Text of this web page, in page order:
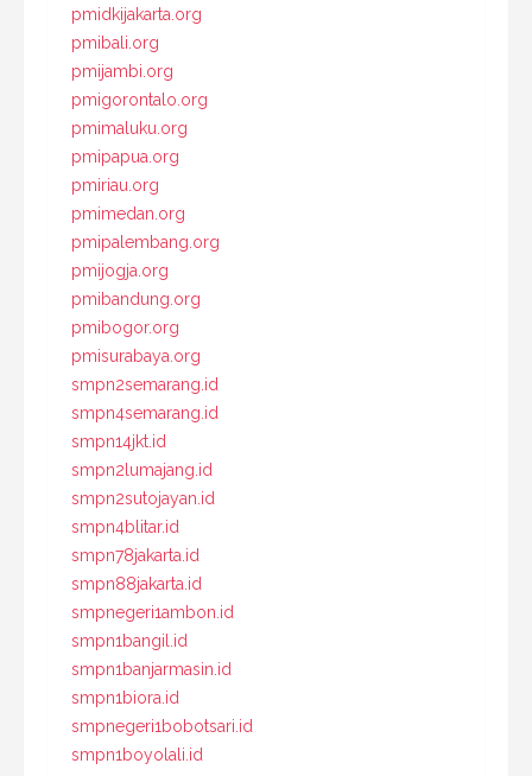
pmidkijakarta.org
pmibali.org
pmijambi.org
pmigorontalo.org
pmimaluku.org
pmipapua.org
pmiriau.org
pmimedan.org
pmipalembang.org
pmijogja.org
pmibandung.org
pmibogor.org
pmisurabaya.org
smpn2semarang.id
smpn4semarang.id
smpn14jkt.id
smpn2lumajang.id
smpn2sutojayan.id
smpn4blitar.id
smpn78jakarta.id
smpn88jakarta.id
smpnegeri1ambon.id
smpn1bangil.id
smpn1banjarmasin.id
smpn1biora.id
smpnegeri1bobotsari.id
smpn1boyolali.id